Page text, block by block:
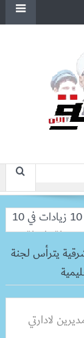
طويلة.. ميسي
يترأس لجنة